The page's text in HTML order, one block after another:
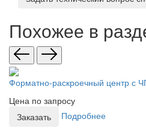
Похожее в
Форматно-раскроечный центр с
Цена по запросу
Заказать
Подробнее